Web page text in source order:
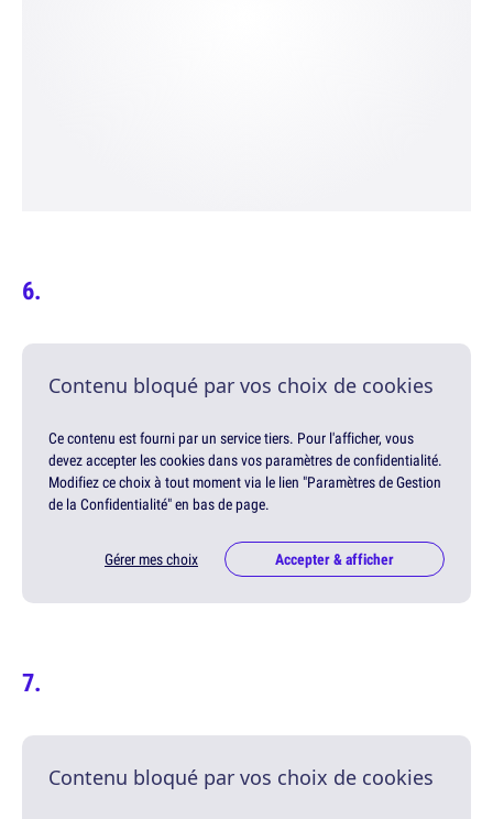
Contenu bloqué par vos choix de cookies
Ce contenu est fourni par un service tiers. Pour l'afficher, vous
devez accepter les cookies dans vos paramètres de confidentialité.
Modifiez ce choix à tout moment via le lien "Paramètres de Gestion
de la Confidentialité" en bas de page.
Gérer mes choix Accepter & afficher
Contenu bloqué par vos choix de cookies